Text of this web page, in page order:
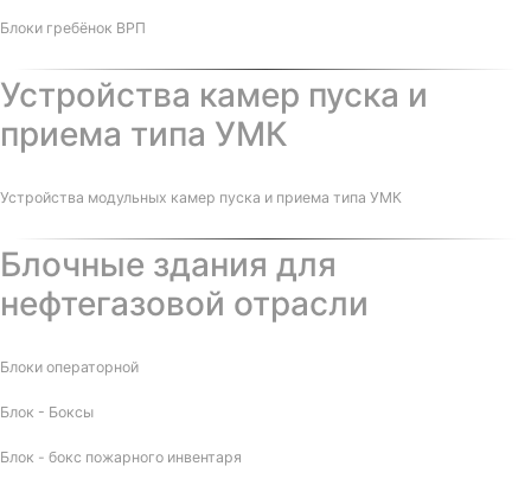
Блоки гребёнок ВРП
Устройства камер пуска и
приема типа УМК
Устройства модульных камер пуска и приема типа УМК
Блочные здания для
нефтегазовой отрасли
Блоки операторной
Блок - Боксы
Блок - бокс пожарного инвентаря